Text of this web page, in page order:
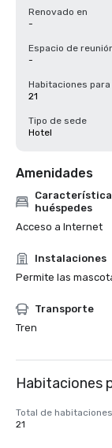
Renovado en
-
Espacio de
-
Habitaciones
21
Tipo de sede
Hotel
Amenidades
huéspedes
Acceso a Internet
Instalaciones
Permite las
Transporte
Tren
Habitaciones
Total de
21